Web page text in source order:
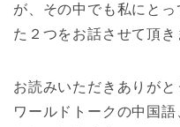
が、その中でも私にと
た２つをお話させて頂き
お読みいただきありが
ワールドトークの中国